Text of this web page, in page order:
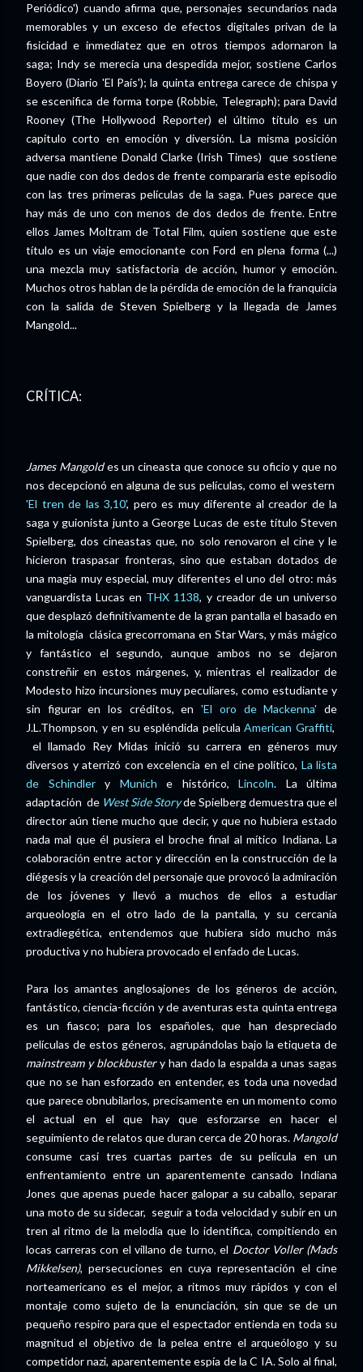
Periódico') cuando afirma que, personajes secundarios nada
memorables y un exceso de efectos digitales privan de la
fisicidad e inmediatez que en otros tiempos adornaron la
saga; Indy se merecía una despedida mejor, sostiene Carlos
Boyero (Diario 'El País'); la quinta entrega carece de chispa y
se escenifica de forma torpe (Robbie, Telegraph); para David
Rooney (The Hollywood Reporter) el último título es un
capítulo corto en emoción y diversión. La misma posición
adversa mantiene Donald Clarke (Irish Times) que sostiene
que nadie con dos dedos de frente compararía este episodio
con las tres primeras películas de la saga. Pues parece que
hay más de uno con menos de dos dedos de frente. Entre
ellos James Moltram de Total Film, quien sostiene que este
título es un viaje emocionante con Ford en plena forma (...)
una mezcla muy satisfactoria de acción, humor y emoción.
Muchos otros hablan de la pérdida de emoción de la franquicia
con la salida de Steven Spielberg y la llegada de James
Mangold...
CRÍTICA:
James Mangoldes un cineasta que conoce su oficio y que no
nos decepcionó en alguna de sus películas, como el western
'El tren de las 3,10', pero es muy diferente al creador de la
saga y guionista junto a George Lucas de este título Steven
Spielberg, dos cineastas que, no solo renovaron el cine y le
hicieron traspasar fronteras, sino que estaban dotados de
una magia muy especial, muy diferentes el uno del otro: más
vanguardista Lucas en THX 1138, y creador de un universo
que desplazó definitivamente de la gran pantalla el basado en
la mitología clásica grecorromana en Star Wars, y más mágico
y fantástico el segundo, aunque ambos no se dejaron
constreñir en estos márgenes, y, mientras el realizador de
Modesto hizo incursiones muy peculiares, como estudiante y
sin figurar en los créditos, en'El oro de Mackenna'de
J.L.Thompson, y en su espléndida películaAmerican Graffiti,
el llamado Rey Midas inició su carrera en géneros muy
diversos y aterrizó con excelencia en el cine político, La lista
de Schindler y Munich e histórico, Lincoln. La última
adaptación de West Side Storyde Spielberg demuestra que el
director aún tiene mucho que decir, y que no hubiera estado
nada mal que él pusiera el broche final al mítico Indiana. La
colaboración entre actor y dirección en la construcción de la
diégesis y la creación del personaje que provocó la admiración
de los jóvenes y llevó a muchos de ellos a estudiar
arqueología en el otro lado de la pantalla, y su cercanía
extradiegética, entendemos que hubiera sido mucho más
productiva y no hubiera provocado el enfado de Lucas.
Para los amantes anglosajones de los géneros de acción,
fantástico, ciencia-ficción y de aventuras esta quinta entrega
es un fiasco; para los españoles, que han despreciado
películas de estos géneros, agrupándolas bajo la etiqueta de
mainstream y blockbustery han dado la espalda a unas sagas
que no se han esforzado en entender, es toda una novedad
que parece obnubilarlos, precisamente en un momento como
el actual en el que hay que esforzarse en hacer el
seguimiento de relatos que duran cerca de 20 horas. Mangold
consume casi tres cuartas partes de su película en un
enfrentamiento entre un aparentemente cansado Indiana
Jones que apenas puede hacer galopar a su caballo, separar
una moto de su sidecar, seguir a toda velocidad y subir en un
tren al ritmo de la melodía que lo identifica, compitiendo en
locas carreras con el villano de turno, el Doctor Voller (Mads
Mikkelsen), persecuciones en cuya representación el cine
norteamericano es el mejor, a ritmos muy rápidos y con el
montaje como sujeto de la enunciación, sin que se de un
pequeño respiro para que el espectador entienda en toda su
magnitud el objetivo de la pelea entre el arqueólogo y su
competidor nazi, aparentemente espía de la C IA. Solo al final,